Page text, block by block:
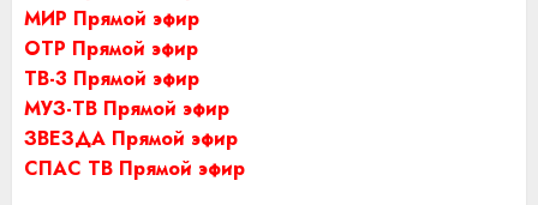
МИР Прямой эфир
ОТР Прямой эфир
ТВ-3 Прямой эфир
МУЗ-ТВ Прямой эфир
ЗВЕЗДА Прямой эфир
СПАС ТВ Прямой эфир